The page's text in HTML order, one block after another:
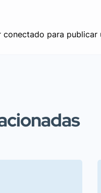
conectado para publicar